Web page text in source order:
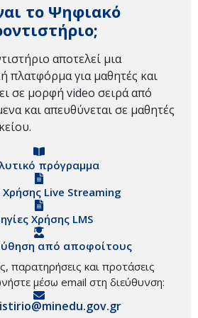
το Ψηφιακό
αποτελεί μια
πλατφόρμα για μαθητές και
σε μορφή video σειρά από
και απευθύνεται σε μαθητές
πρόγραμμα
Χρήσης Live Streaming
Χρήσης LMS
από αποφοίτους
παρατηρήσεις και προτάσεις
μέσω email στη διεύθυνση: